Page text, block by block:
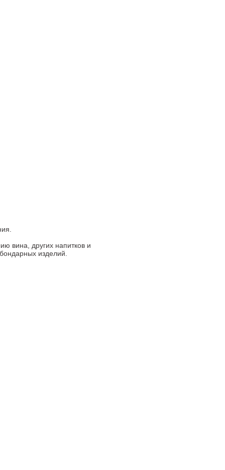
вина, других напитков и
изделий.